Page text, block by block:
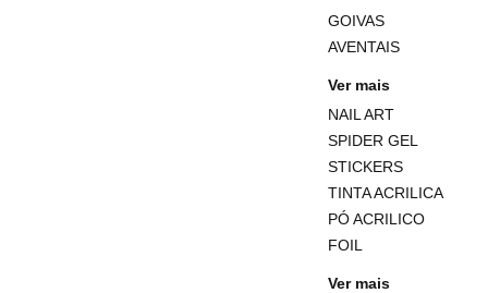
GOIVAS
AVENTAIS
Ver mais
NAIL ART
SPIDER GEL
STICKERS
TINTA ACRILICA
PÓ ACRILICO
FOIL
Ver mais